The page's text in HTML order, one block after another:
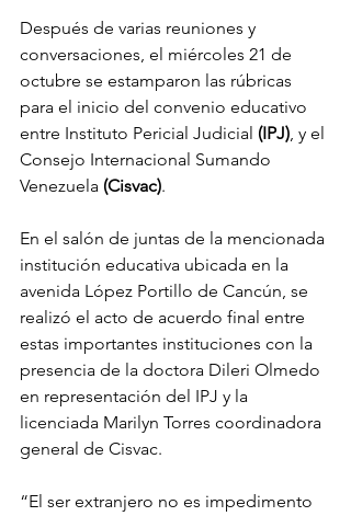
Después de varias reuniones y
conversaciones, el miércoles 21 de
octubre se estamparon las rúbricas
para el inicio del convenio educativo
entre Instituto Pericial Judicial (IPJ), y el
Consejo Internacional Sumando
Venezuela (Cisvac).
En el salón de juntas de la mencionada
institución educativa ubicada en la
avenida López Portillo de Cancún, se
realizó el acto de acuerdo final entre
estas importantes instituciones con la
presencia de la doctora Dileri Olmedo
en representación del IPJ y la
licenciada Marilyn Torres coordinadora
general de Cisvac.
“El ser extranjero no es impedimento